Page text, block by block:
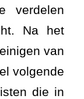
verdelen
Na het
van
volgende
die in